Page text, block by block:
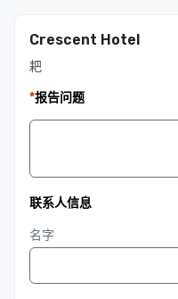
Crescent Hotel
耙
*报告问题
联系人信息
名字